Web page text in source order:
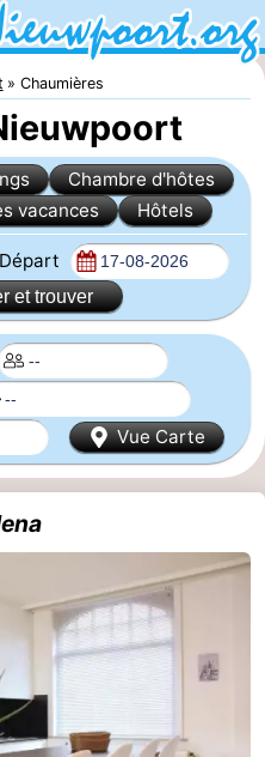
Chaumières
Chambre d'hôtes
vacances Hôtels
Départ
et trouver
Vue Carte